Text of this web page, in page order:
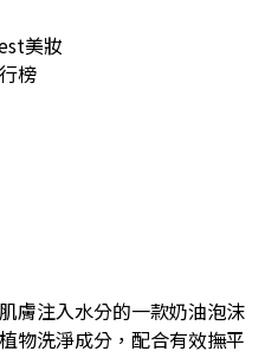
美妝
榜
膚注入水分的一款奶油泡沫
物洗淨成分，配合有效撫平